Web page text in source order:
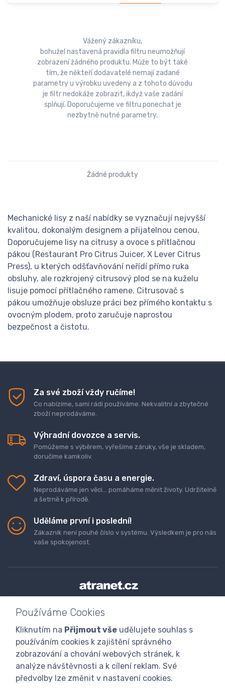
Vážený zákazníku,
bohužel nastavená pravidla filtru neumožňují
zobrazení žádného produktu. Může to být také
tím, že někteří dodavatelé nemají zadané
parametry u výrobku uvedeny a z tohoto důvodu
je filtr nedokáže zobrazit, ikdyž vaše zadání
splňují. Doporučujeme ve filtru ponechat je
nezbytně nutné parametry.
Žádné produkty
Mechanické lisy z naší nabídky se vyznačují nejvyšší
kvalitou, dokonalým designem a přijatelnou cenou.
Doporučujeme lisy na citrusy a ovoce s přítlačnou
pákou (Restaurant Pro Citrus Juicer, X Lever Citrus
Press), u kterých odšťavňování neřídí přímo ruka
obsluhy, ale rozkrojený citrusový plod se na kuželu
lisuje pomocí přítlačného ramene. Citrusovač s
pákou umožňuje obsluze práci bez přímého kontaktu s
ovocným plodem, proto zaručuje naprostou
bezpečnost a čistotu.
Za své zboží vždy ručíme!
Co nabízíme, sami rádi používáme. Nekvalitní a zbytečné
zboží neprodáváme.
Výhradní dovozce a servis.
Pomůžeme s výběrem, vyřešíme záruky, vše je skladem,
doručíme kamkoliv.
Zdraví, úspora času a energie.
Neprodáváme jen věci... pomáháme měnit životy. Udržitelně
a šetrně k přírodě.
Uděláme první i poslední!
Zákazník není pouhé číslo v systému. Výsledkem je pro nás
vaše spokojenost.
Doprava a platba zboží
Obchodní podmínky
Program digitalizace
Používáme Cookies
Kliknutím na Přijmout vše udělujete souhlas s
používáním cookies k zajištění správného
zobrazování a chování webových stránek, k
analýze návštěvnosti a k cílení reklam. Své
předvolby lze změnit v nastavení cookies.